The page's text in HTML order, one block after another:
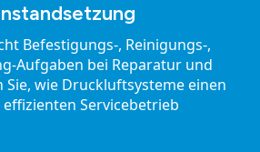
Befestigungs-, Reinigungs-,
Aufgaben bei Reparatur und
wie Druckluftsysteme einen
Servicebetrieb